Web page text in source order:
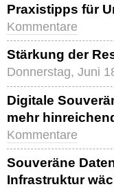
Praxistipps für
Kommentare
Stärkung der
Donnerstag, Juni
Digitale
mehr
Kommentare
Souveräne
Infrastruktur